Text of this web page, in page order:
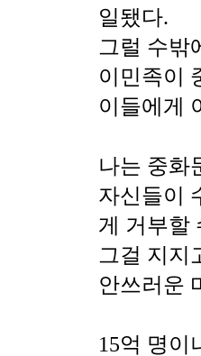
일됐다.
그럴 수밖
이민족이
이들에게
나는 중화
자신들이
게 거부할
그걸 지지
안쓰러운
15억 명이